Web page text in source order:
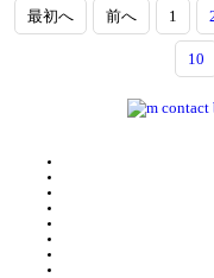
最初へ 前へ 1
10